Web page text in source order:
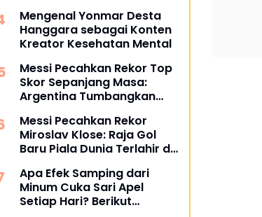
Mengenal Yonmar Desta
Hanggara sebagai Konten
Kreator Kesehatan Mental
Messi Pecahkan Rekor Top
Skor Sepanjang Masa:
Argentina Tumbangkan
2026
Messi Pecahkan Rekor
Miroslav Klose: Raja Gol
Baru Piala Dunia Terlahir di
Apa Efek Samping dari
Minum Cuka Sari Apel
Setiap Hari? Berikut